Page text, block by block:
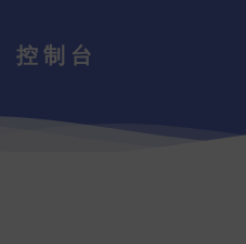
控制台